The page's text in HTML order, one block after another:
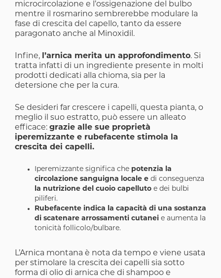
microcircolazione e l’ossigenazione del bulbo
mentre il rosmarino sembrerebbe modulare la
fase di crescita del capello, tanto da essere
paragonato anche al Minoxidil.
Infine, l’arnica merita un approfondimento. Si
tratta infatti di un ingrediente presente in molti
prodotti dedicati alla chioma, sia per la
detersione che per la cura.
Se desideri far crescere i capelli, questa pianta, o
meglio il suo estratto, può essere un alleato
efficace: grazie alle sue proprietà
iperemizzante e rubefacente stimola la
crescita dei capelli.
Iperemizzante significa che potenzia la
circolazione sanguigna locale e di conseguenza
la nutrizione del cuoio capelluto e dei bulbi
piliferi.
Rubefacente indica la capacità di una sostanza
di scatenare arrossamenti cutanei e aumenta la
tonicità follicolo/bulbare.
L’Arnica montana è nota da tempo e viene usata
per stimolare la crescita dei capelli sia sotto
forma di olio di arnica che di shampoo e